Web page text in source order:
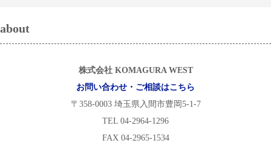
about
株式会社 KOMAGURA WEST
お問い合わせ・ご相談はこちら
〒358-0003 埼玉県入間市豊岡5-1-7
TEL 04-2964-1296
FAX 04-2965-1534